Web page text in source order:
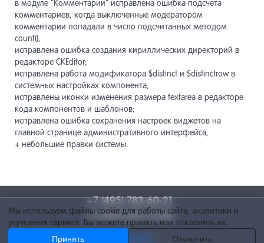
в модуле "Комментарии" исправлена ошибка подсчёта
комментариев, когда выключенные модератором
комментарии попадали в число подсчитанных методом
count();
исправлена ошибка создания кириллических директорий в
редакторе CKEditor;
исправлена работа модификатора $distinct и $distinctrow в
системных настройках компонента;
исправлены иконки изменения размера textarea в редакторе
кода компонентов и шаблонов;
исправлена ошибка сохранения настроек виджетов на
главной странице административного интерфейса;
+ небольшие правки системы.
+7 (495) 783-60-21
+7 (495) 055-73-84
Мы используем файлы cookie для работы сайта, аналитики и
улучшения сервиса. Вы можете принять или отклонить их.
Принять
Отклонить